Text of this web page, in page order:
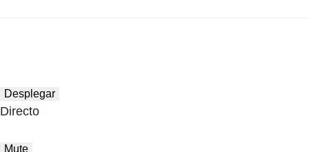
Desplegar
Directo
Mute